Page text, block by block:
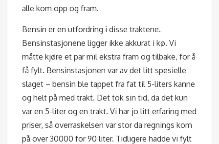
alle kom opp og fram.
Bensin er en utfordring i disse traktene.
Bensinstasjonene ligger ikke akkurat i kø. Vi
måtte kjøre et par mil ekstra fram og tilbake, for å
få fylt. Bensinstasjonen var av det litt spesielle
slaget – bensin ble tappet fra fat til 5-liters kanne
og helt på med trakt. Det tok sin tid, da det kun
var en 5-liter og en trakt. Vi har jo litt erfaring med
priser, så overraskelsen var stor da regnings kom
på over 30000 for 90 liter. Tidligere hadde vi fylt